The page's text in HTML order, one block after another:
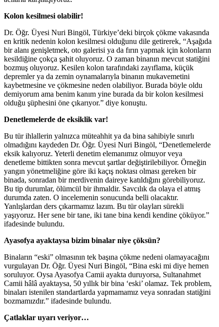
Kolon kesilmesi olabilir!
Dr. Öğr. Üyesi Nuri Bingöl, Türkiye’deki birçok çökme vakasında
en kritik nedenin kolon kesilmesi olduğunu dile getirerek, “Aşağıda
bir alanı genişletmek, oto galerisi ya da fırın yapmak için kolonların
kesildiğine çokça şahit oluyoruz. O zaman binanın mevcut statiğini
bozmuş oluyoruz. Kesilen kolon tarafındaki zayıflama, küçük
depremler ya da zemin oynamalarıyla binanın mukavemetini
kaybetmesine ve çökmesine neden olabiliyor. Burada böyle oldu
demiyorum ama benim kanım yine burada da bir kolon kesilmesi
olduğu şüphesini öne çıkarıyor.” diye konuştu.
Denetlemelerde de eksiklik var!
Bu tür ihlallerin yalnızca müteahhit ya da bina sahibiyle sınırlı
olmadığını kaydeden Dr. Öğr. Üyesi Nuri Bingöl, “Denetlemelerde
eksik kalıyoruz. Yeterli denetim elemanımız olmuyor veya
denetleme bittikten sonra mevcut şartlar değiştirilebiliyor. Örneğin
yangın yönetmeliğine göre iki kaçış noktası olması gereken bir
binada, sonradan bir merdivenin daireye katıldığını görebiliyoruz.
Bu tip durumlar, ölümcül bir ihmaldir. Savcılık da olaya el atmış
durumda zaten. O incelemenin sonucunda belli olacaktır.
Yanlışlardan ders çıkarmamız lazım. Bu tür olayları sürekli
yaşıyoruz. Her sene bir tane, iki tane bina kendi kendine çöküyor.”
ifadesinde bulundu.
Ayasofya ayaktaysa bizim binalar niye çöksün?
Binaların “eski” olmasının tek başına çökme nedeni olamayacağını
vurgulayan Dr. Öğr. Üyesi Nuri Bingöl, “Bina eski mi diye hemen
soruluyor. Oysa Ayasofya Camii ayakta duruyorsa, Sultanahmet
Camii hâlâ ayaktaysa, 50 yıllık bir bina ‘eski’ olamaz. Tek problem,
binaları istenilen standartlarda yapmamamız veya sonradan statiğini
bozmamızdır.” ifadesinde bulundu.
Çatlaklar uyarı veriyor…